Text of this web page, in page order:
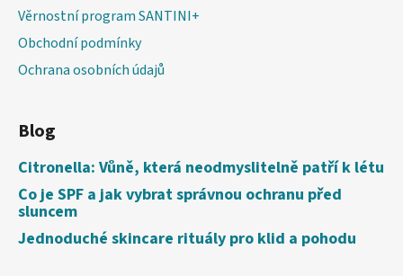
Věrnostní program SANTINI+
Obchodní podmínky
Ochrana osobních údajů
Blog
Citronella: Vůně, která neodmyslitelně patří k létu
Co je SPF a jak vybrat správnou ochranu před
sluncem
Jednoduché skincare rituály pro klid a pohodu